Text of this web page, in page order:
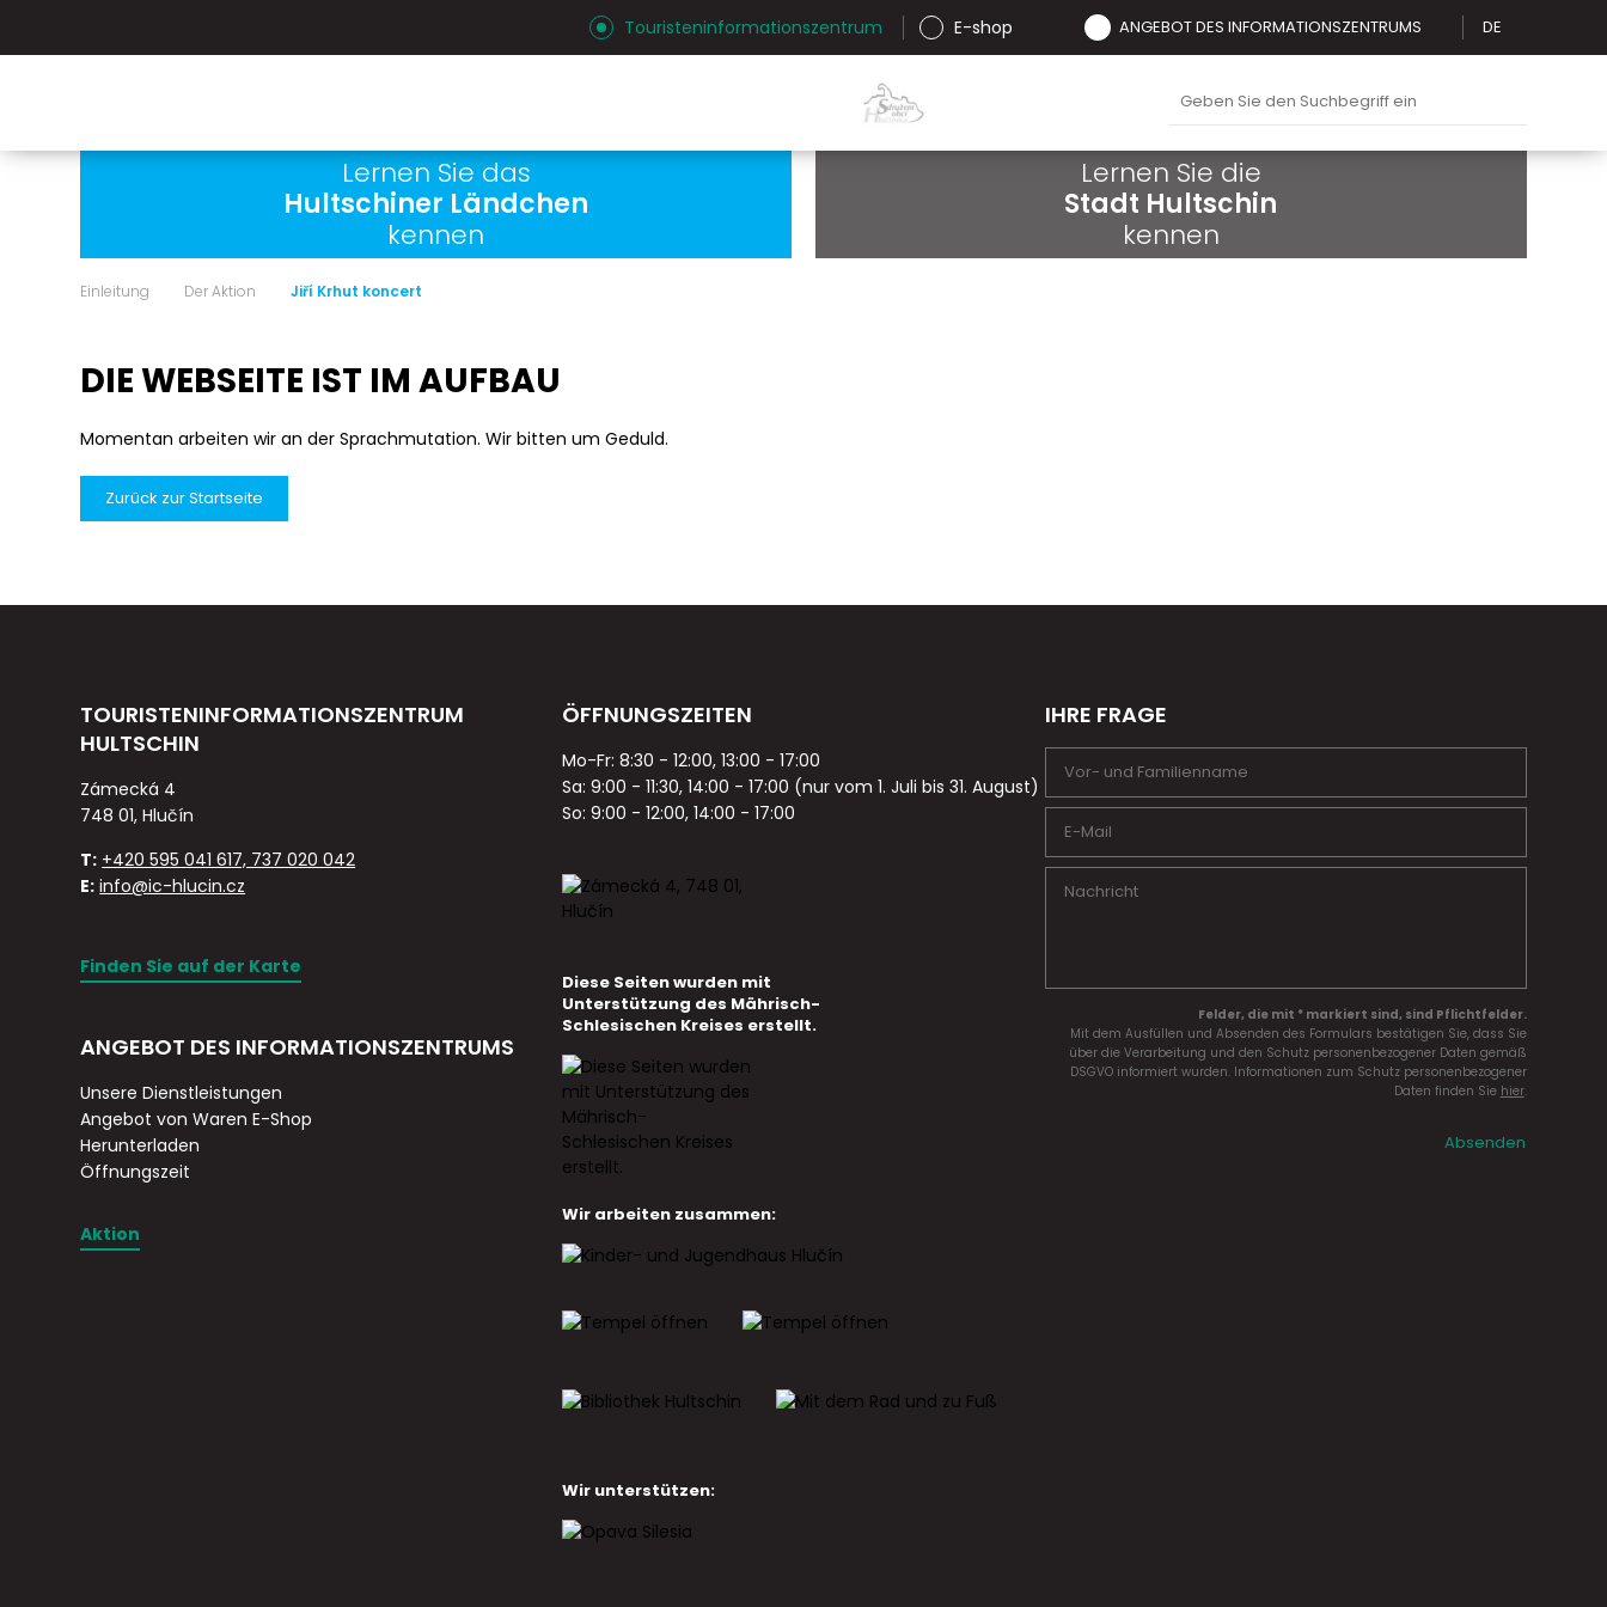
Touristeninformationszentrum E-shop ANGEBOT DES INFORMATIONSZENTRUMS DE
Lernen Sie das
Hultschiner Ländchen
kennen
Lernen Sie die
Stadt Hultschin
kennen
Einleitung Der Aktion Jiří Krhut koncert
DIE WEBSEITE IST IM AUFBAU
Momentan arbeiten wir an der Sprachmutation. Wir bitten um Geduld.
Zurück zur Startseite
TOURISTENINFORMATIONSZENTRUM
HULTSCHIN
Zámecká 4
748 01, Hlučín
T: +420 595 041 617, 737 020 042
E: info@ic-hlucin.cz
Finden Sie auf der Karte
ANGEBOT DES INFORMATIONSZENTRUMS
Unsere Dienstleistungen
Angebot von Waren E-Shop
Herunterladen
Öffnungszeit
Aktion
ÖFFNUNGSZEITEN
Mo-Fr: 8:30 - 12:00, 13:00 - 17:00
Sa: 9:00 - 11:30, 14:00 - 17:00 (nur vom 1. Juli bis 31. August)
So: 9:00 - 12:00, 14:00 - 17:00
Diese Seiten wurden mit
Unterstützung des Mährisch-
Schlesischen Kreises erstellt.
Wir arbeiten zusammen:
Wir unterstützen:
IHRE FRAGE
Felder, die mit * markiert sind, sind Pflichtfelder.
Mit dem Ausfüllen und Absenden des Formulars bestätigen Sie, dass Sie
über die Verarbeitung und den Schutz personenbezogener Daten gemäß
DSGVO informiert wurden. Informationen zum Schutz personenbezogener
Daten finden Sie hier.
Absenden